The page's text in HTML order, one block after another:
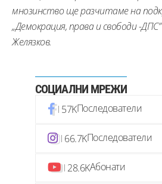
мнозинство ще разчитаме на
„Демокрация, права и свободи -
Желязков.
СОЦИАЛНИ МРЕЖИ
57KПоследователи
66.7KПоследователи
28.6KАбонати